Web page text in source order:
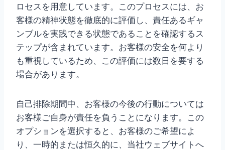
ロセスを用意しています。このプロセスには、お
客様の精神状態を徹底的に評価し、責任あるギャ
ンブルを実践できる状態であることを確認するス
テップが含まれています。お客様の安全を何より
も重視しているため、この評価には数日を要する
場合があります。
自己排除期間中、お客様の今後の行動については
お客様ご自身が責任を負うことになります。この
オプションを選択すると、お客様のご希望によ
り、一時的または恒久的に、当社ウェブサイトへ